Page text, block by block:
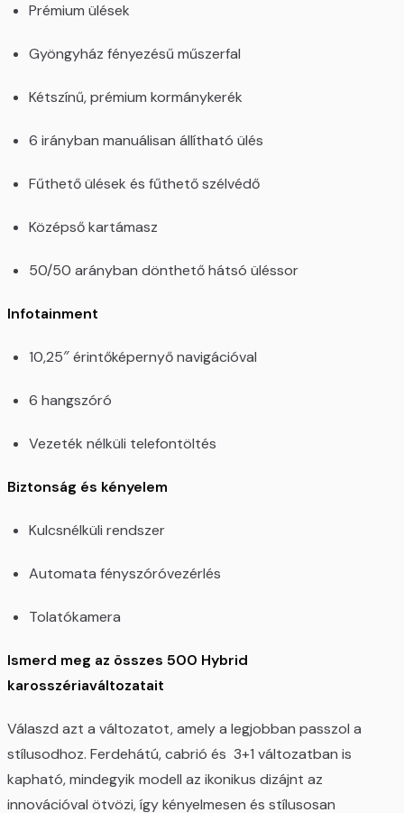
Prémium ülések
Gyöngyház fényezésű műszerfal
Kétszínű, prémium kormánykerék
6 irányban manuálisan állítható ülés
Fűthető ülések és fűthető szélvédő
Középső kartámasz
50/50 arányban dönthető hátsó üléssor
Infotainment
10,25″ érintőképernyő navigációval
6 hangszóró
Vezeték nélküli telefontöltés
Biztonság és kényelem
Kulcsnélküli rendszer
Automata fényszóróvezérlés
Tolatókamera
Ismerd meg az összes 500 Hybrid
karosszériaváltozatait
Válaszd azt a változatot, amely a legjobban passzol a
stílusodhoz. Ferdehátú, cabrió és 3+1 változatban is
kapható, mindegyik modell az ikonikus dizájnt az
innovációval ötvözi, így kényelmesen és stílusosan